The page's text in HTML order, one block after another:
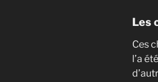
Les
Ces
l’a